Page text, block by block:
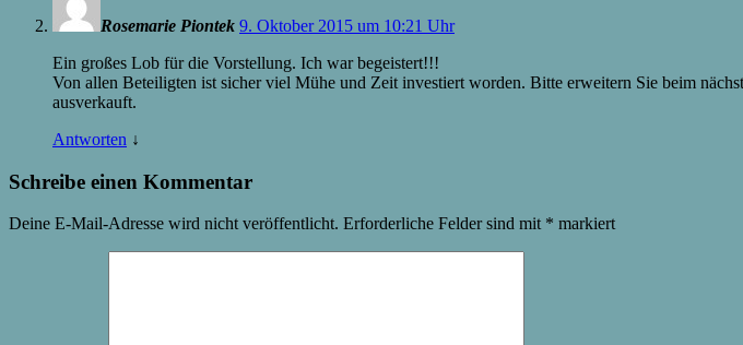
Rosemarie Piontek 9. Oktober 2015 um 10:21 Uhr
Ein großes Lob für die Vorstellung. Ich war begeistert!!!
Von allen Beteiligten ist sicher viel Mühe und Zeit investiert worden. Bitte erweitern Sie beim
ausverkauft.
Antworten ↓
Schreibe einen Kommentar
Deine E-Mail-Adresse wird nicht veröffentlicht. Erforderliche Felder sind mit * markiert